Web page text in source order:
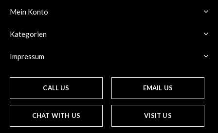
Mein Konto
Kategorien
Impressum
CALL US EMAIL US
CHAT WITH US VISIT US